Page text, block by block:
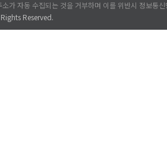
가 자동 수집되는 것을 거부하며 이를 위반시 정보통
Reserved.